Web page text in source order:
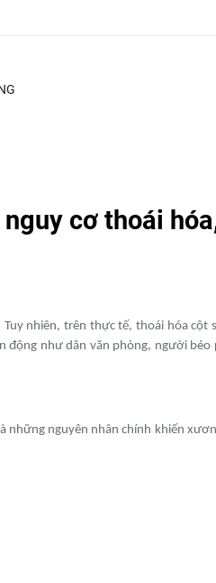
cơ thoái
nhiên, trên thực tế, thoái hóa cột
động như dân văn phòng, người
những nguyên nhân chính khiến